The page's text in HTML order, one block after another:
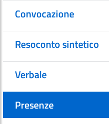
Convocazione
Resoconto sintetico
Verbale
Presenze